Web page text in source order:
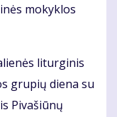
mokyklos
liturginis
grupių diena su
Pivašiūnų